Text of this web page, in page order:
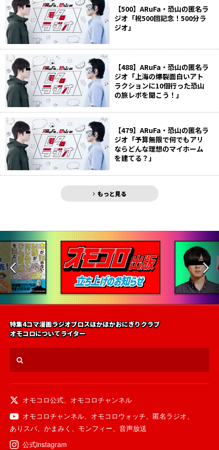
【500】ARuFa・恐山の匿名ラ
ジオ「祝500回記念！500分ラ
ジオ」
【488】ARuFa・恐山の匿名ラ
ジオ「上海の爆裂面白いアト
ラクションに10個行った恐山
の旅レポを聞こう！」
【479】ARuFa・恐山の匿名ラ
ジオ「予算無限で何でもアリ
ならどんな理想のマイホーム
を建てる？」
もっと見る
特集4コマ漫画ラジオブロスほかほかおにぎりクラブ
オモコロについてライター
オモコロ公式、 オモコロチャンネル
オモコロチャンネル、 オモコロウォッチ、 匿名ラジオ、
ありスパ、 かまみく 、 モンフィー、 音声放送
公式instagram